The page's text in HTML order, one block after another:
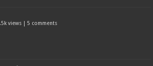
views |5 comments